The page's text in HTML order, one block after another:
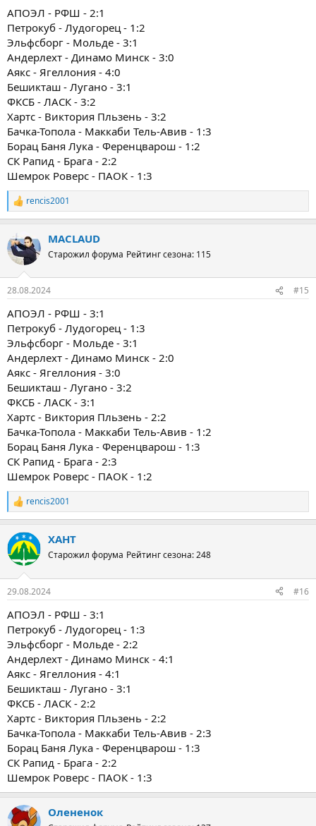
АПОЭЛ - РФШ - 2:1
Петрокуб - Лудогорец - 1:2
Эльфсборг - Мольде - 3:1
Андерлехт - Динамо Минск - 3:0
Аякс - Ягеллония - 4:0
Бешикташ - Лугано - 3:1
ФКСБ - ЛАСК - 3:2
Хартс - Виктория Пльзень - 3:2
Бачка-Топола - Маккаби Тель-Авив - 1:3
Борац Баня Лука - Ференцварош - 1:2
СК Рапид - Брага - 2:2
Шемрок Роверс - ПАОК - 1:3
Р
е
к
ц
и
rencis2001
MACLAUD
Старожил форума Рейтинг сезона: 115
28.08.2024 #15
АПОЭЛ - РФШ - 3:1
Петрокуб - Лудогорец - 1:3
Эльфсборг - Мольде - 3:1
Андерлехт - Динамо Минск - 2:0
Аякс - Ягеллония - 3:0
Бешикташ - Лугано - 3:2
ФКСБ - ЛАСК - 3:1
Хартс - Виктория Пльзень - 2:2
Бачка-Топола - Маккаби Тель-Авив - 1:2
Борац Баня Лука - Ференцварош - 1:3
СК Рапид - Брага - 2:3
Шемрок Роверс - ПАОК - 1:2
Р
е
к
ц
и
rencis2001
ХАНТ
Старожил форума Рейтинг сезона: 248
29.08.2024 #16
АПОЭЛ - РФШ - 3:1
Петрокуб - Лудогорец - 1:3
Эльфсборг - Мольде - 2:2
Андерлехт - Динамо Минск - 4:1
Аякс - Ягеллония - 4:1
Бешикташ - Лугано - 3:1
ФКСБ - ЛАСК - 2:2
Хартс - Виктория Пльзень - 2:2
Бачка-Топола - Маккаби Тель-Авив - 2:3
Борац Баня Лука - Ференцварош - 1:3
СК Рапид - Брага - 2:2
Шемрок Роверс - ПАОК - 1:3
Олененок